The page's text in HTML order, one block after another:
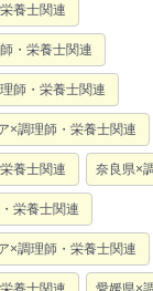
養士関連
・栄養士関連
師・栄養士関連
×調理師・栄養士関連
養士関連 奈良県×
栄養士関連
×調理師・栄養士関連